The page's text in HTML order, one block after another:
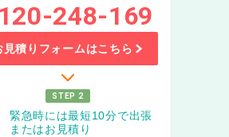
248-169
見積りフォームはこちら
STEP 2
緊急時には最短10分で出張
またはお見積り